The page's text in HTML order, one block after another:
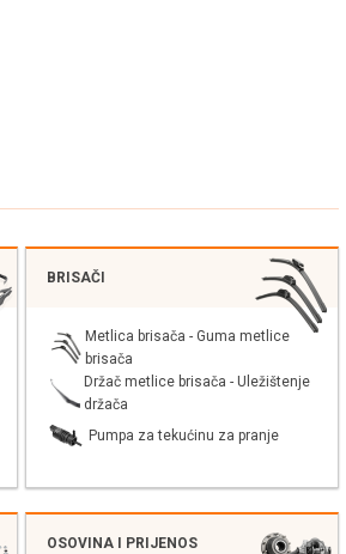
BRISAČI
Metlica brisača - Guma metlice
brisača
Držač metlice brisača - Uležištenje
držača
Pumpa za tekućinu za pranje
OSOVINA I PRIJENOS